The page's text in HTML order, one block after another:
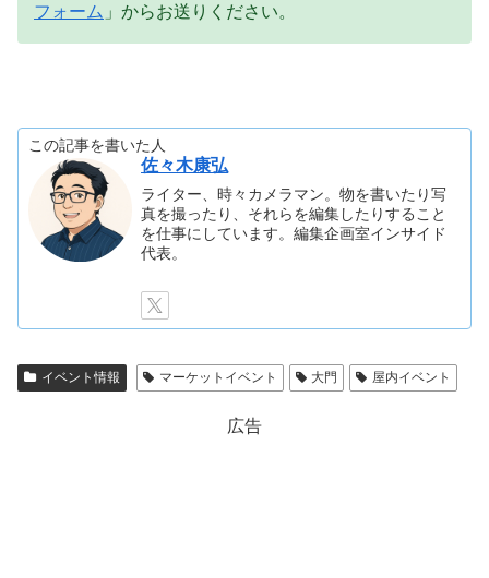
フォーム 」からお送りください。
この記事を書いた人
佐々木康弘
ライター、時々カメラマン。物を書いたり写
真を撮ったり、それらを編集したりすること
を仕事にしています。編集企画室インサイド
代表。
イベント情報 マーケットイベント 大門 屋内イベント
広告